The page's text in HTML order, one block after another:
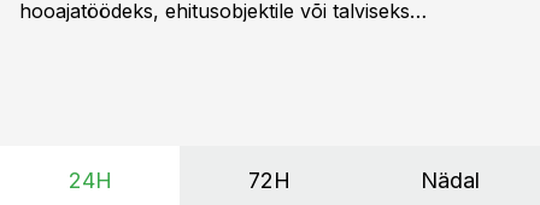
hooajatöödeks, ehitusobjektile või talviseks
on suurim ning iga töötund on oluline.
24H 72H Nädal